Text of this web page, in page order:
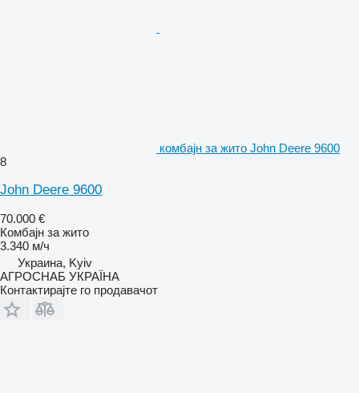
комбајн за жито John Deere 9600
8
John Deere 9600
70.000 €
Комбајн за жито
3.340 м/ч
Украина, Kyiv
АГРОСНАБ УКРАЇНА
Контактирајте го продавачот